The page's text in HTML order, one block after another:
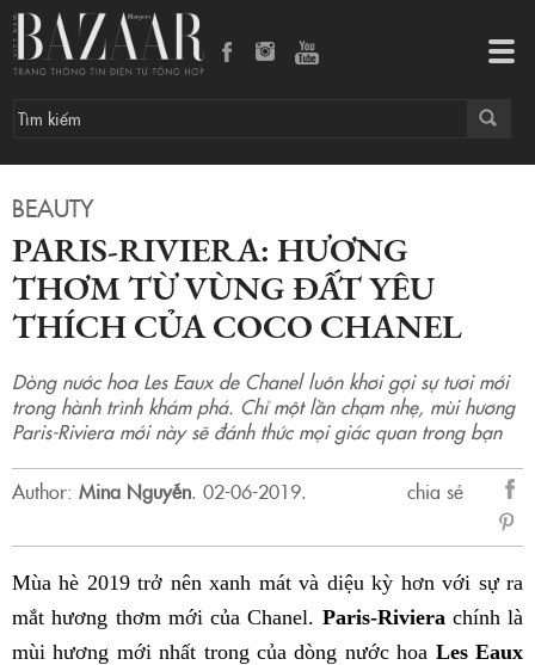
BEAUTY
PARIS-RIVIERA: HƯƠNG
THƠM TỪ VÙNG ĐẤT YÊU
THÍCH CỦA COCO CHANEL
Dòng nước hoa Les Eaux de Chanel luôn khơi gợi sự tươi mới
trong hành trình khám phá. Chỉ một lần chạm nhẹ, mùi hương
Paris-Riviera mới này sẽ đánh thức mọi giác quan trong bạn
Author: Mina Nguyễn. 02-06-2019.
chia sẻ
sẻ
Mùa hè 2019 trở nên xanh mát và diệu kỳ hơn với sự ra
mắt hương thơm mới của Chanel. Paris-Riviera chính là
mùi hương mới nhất trong của dòng nước hoa Les Eaux